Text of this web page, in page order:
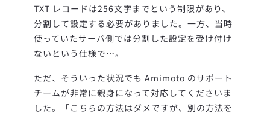
TXT レコードは256文字までという制限があり、
分割して設定する必要がありました。一方、当時
使っていたサーバ側では分割した設定を受け付け
ないという仕様で…。
ただ、そういった状況でも Amimoto のサポート
チームが非常に親身になって対応してくださいま
した。「こちらの方法はダメですが、別の方法を